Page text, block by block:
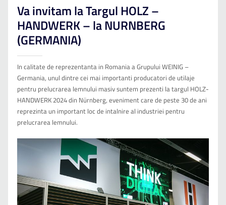
Va invitam la Targul HOLZ –
HANDWERK – la NURNBERG
(GERMANIA)
In calitate de reprezentanta in Romania a Grupului WEINIG –
Germania, unul dintre cei mai importanti producatori de utilaje
pentru prelucrarea lemnului masiv suntem prezenti la targul HOLZ-
HANDWERK 2024 din Nürnberg, eveniment care de peste 30 de ani
reprezinta un important loc de intalnire al industriei pentru
prelucrarea lemnului.